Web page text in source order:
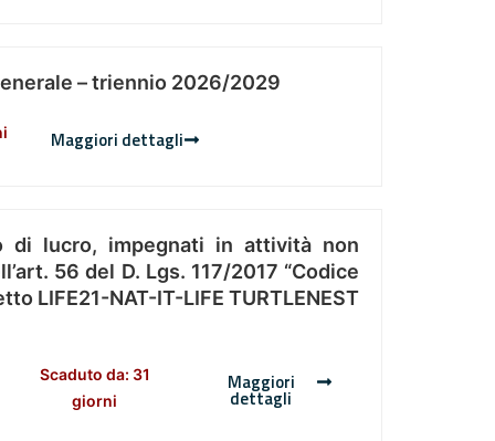
– triennio 2026/2029
Maggiori dettagli
di lucro, impegnati in attività non
56 del D. Lgs. 117/2017 “Codice
LIFE21-NAT-IT-LIFE TURTLENEST
Scaduto da: 31
giorni
Maggiori
dettagli